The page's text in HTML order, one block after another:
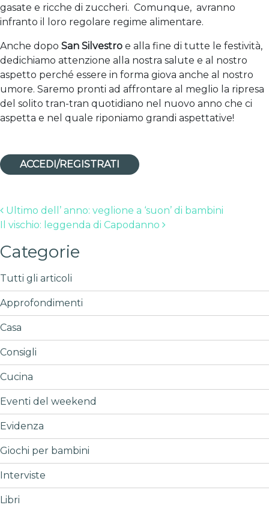
gasate e ricche di zuccheri. Comunque, avranno
infranto il loro regolare regime alimentare.
Anche dopo San Silvestro e alla fine di tutte le festività,
dedichiamo attenzione alla nostra salute e al nostro
aspetto perché essere in forma giova anche al nostro
umore. Saremo pronti ad affrontare al meglio la ripresa
del solito tran-tran quotidiano nel nuovo anno che ci
aspetta e nel quale riponiamo grandi aspettative!
ACCEDI/REGISTRATI
Post navigation
Ultimo dell’ anno: veglione a ‘suon’ di bambini
Il vischio: leggenda di Capodanno
Categorie
Tutti gli articoli
Approfondimenti
Casa
Consigli
Cucina
Eventi del weekend
Evidenza
Giochi per bambini
Interviste
Libri